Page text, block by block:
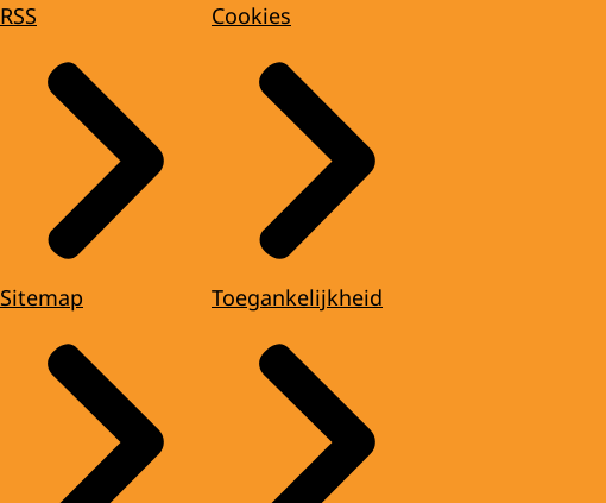
RSS
Sitemap
Cookies
Toegankelijkheid